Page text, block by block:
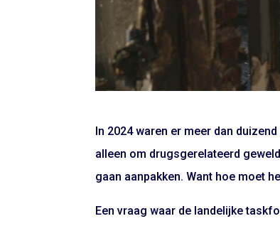
In 2024 waren er meer dan
alleen om drugsgerelateerd
gaan aanpakken. Want hoe moet
Een vraag waar de landelijke